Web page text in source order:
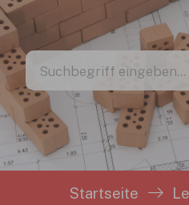
Startseite